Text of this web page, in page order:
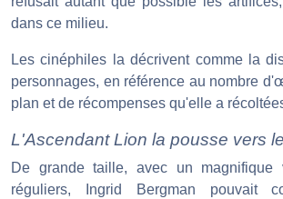
dans ce milieu.
Les cinéphiles la décrivent comme la
personnages, en référence au nombre
plan et de récompenses qu'elle a
L'Ascendant Lion la pousse vers
De grande taille, avec un magnifique
réguliers, Ingrid Bergman pouvait